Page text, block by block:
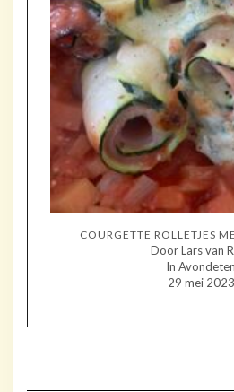
COURGETTE ROLLETJES
Door Lars van
In Avondeten
29 mei 2023